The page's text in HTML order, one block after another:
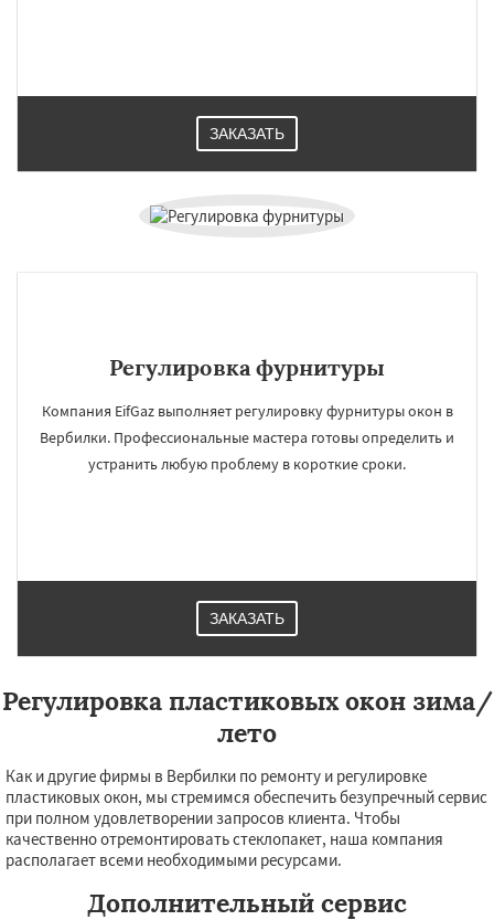
Жилево Загорянский
Лесной
Лесной Городок Лопатино
Лотошино Малаховка Менделеевск
Нахабино
Правдинский Решетниково Родники
Свердловск Северный Софрино
Томилино Тучково Уваровка Удельная
Фосфоритный Фряново Хорлово
Черкизово Черусти Шаховская
ЗАКАЗАТЬ
Регулировка фурнитуры
Компания EifGaz выполняет регулировку фурнитуры окон в
Вербилки. Профессиональные мастера готовы определить и
устранить любую проблему в короткие сроки.
ЗАКАЗАТЬ
Регулировка пластиковых окон зима/
лето
Как и другие фирмы в Вербилки по ремонту и регулировке
пластиковых окон, мы стремимся обеспечить безупречный сервис
при полном удовлетворении запросов клиента. Чтобы
качественно отремонтировать стеклопакет, наша компания
располагает всеми необходимыми ресурсами.
Дополнительный сервис
Даю согласие на обработку персональных данных